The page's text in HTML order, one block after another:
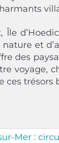
Île
et
des
voyage,
ces trésors
Mer :